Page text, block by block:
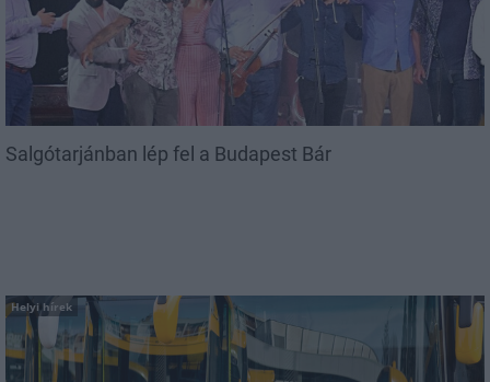
Salgótarjánban lép fel a Budapest Bár
Helyi hírek